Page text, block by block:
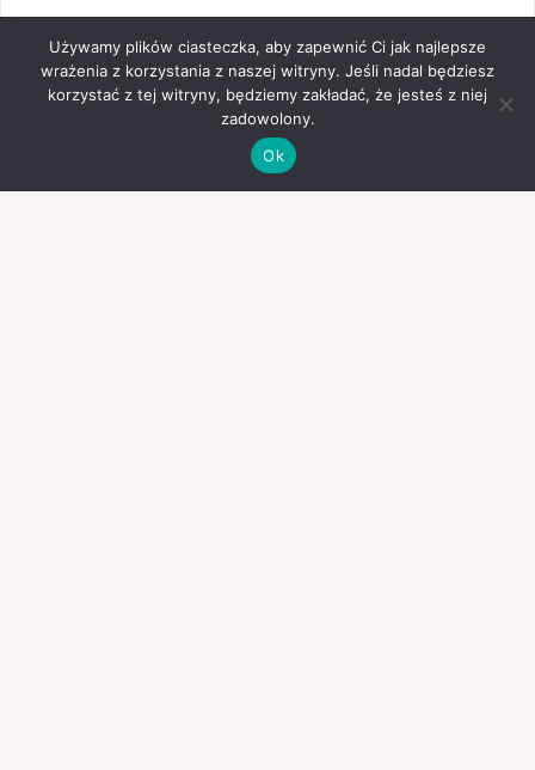
Używamy plików ciasteczka, aby zapewnić Ci jak najlepsze
wrażenia z korzystania z naszej witryny. Jeśli nadal będziesz
korzystać z tej witryny, będziemy zakładać, że jesteś z niej
zadowolony.
Ok